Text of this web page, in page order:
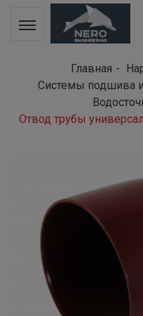
Главная
Системы подшива
Отвод трубы